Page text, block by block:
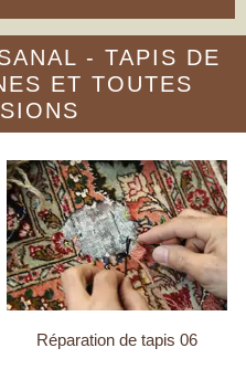
- TAPIS DE
ET TOUTES
Réparation de tapis 06